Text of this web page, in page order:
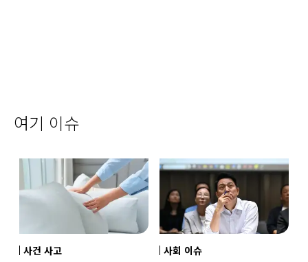
여기 이슈
사건 사고 사회 이슈